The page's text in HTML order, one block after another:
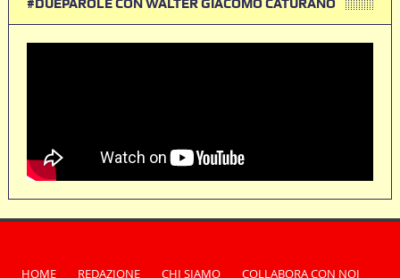
#DUEPAROLE CON WALTER GIACOMO CATURANO
HOME REDAZIONE CHI SIAMO COLLABORA CON NOI